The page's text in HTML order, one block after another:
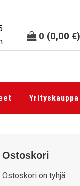
0 (0,00€)
Yrityskauppa
Ostoskori
Ostoskori on tyhjä.